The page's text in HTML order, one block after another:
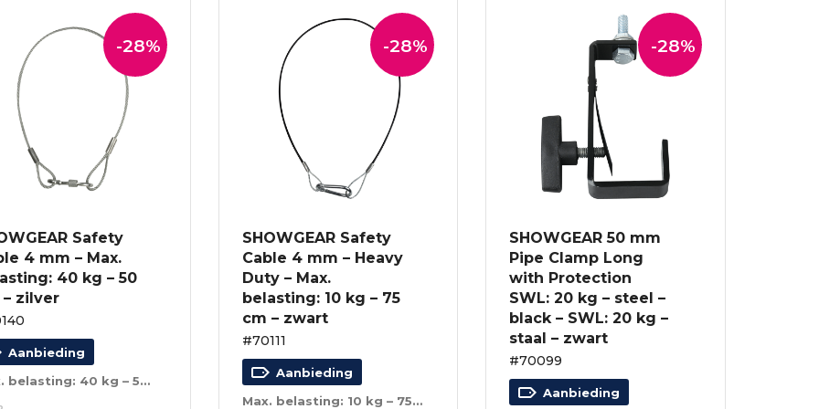
-28%
Safety
4 mm – Max.
40 kg – 50
– zilver
Aanbieding
Max. belasting: 40 kg – 50 cm – zilver
-28%
SHOWGEAR Safety
Cable 4 mm – Heavy
Duty – Max.
belasting: 10 kg – 75
cm – zwart
#70111
Aanbieding
Max. belasting: 10 kg – 75 cm – zwart
-28%
SHOWGEAR 50 mm
Pipe Clamp Long
with Protection
SWL: 20 kg – steel –
black – SWL: 20 kg –
staal – zwart
#70099
Aanbieding